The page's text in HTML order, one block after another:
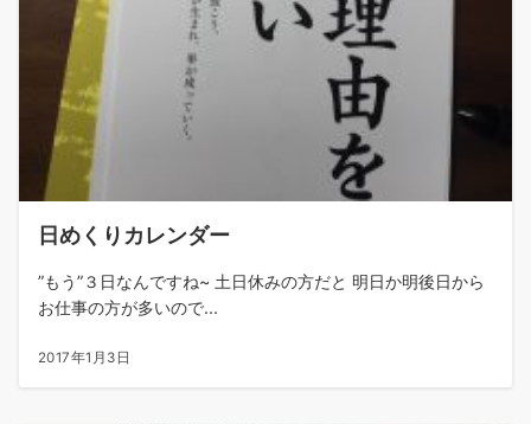
日めくりカレンダー
”もう”３日なんですね~ 土日休みの方だと 明日か明後日から
お仕事の方が多いので...
2017年1月3日